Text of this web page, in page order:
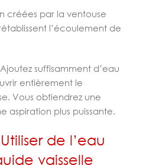
créées par la ventouse
l’écoulement de
Ajoutez suffisamment d’eau
entièrement le
Vous obtiendrez une
aspiration plus puissante.
de l’eau
vaisselle